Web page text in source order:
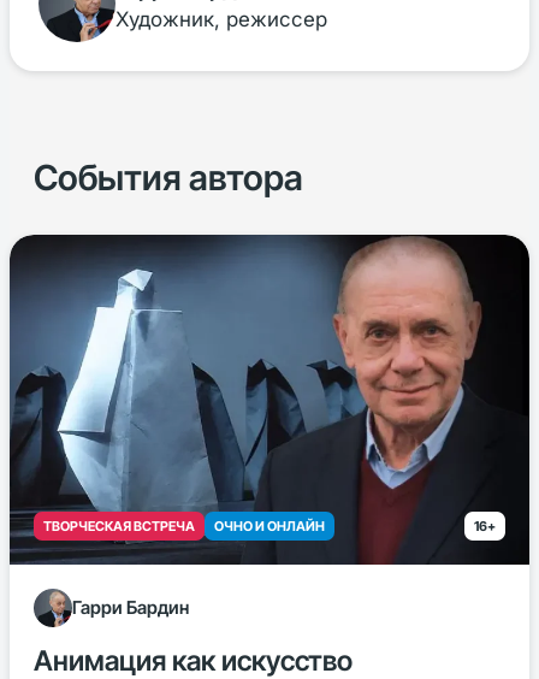
Художник, режиссер
События автора
ТВОРЧЕСКАЯ ВСТРЕЧА ОЧНО И ОНЛАЙН 16+
Гарри Бардин
Анимация как искусство